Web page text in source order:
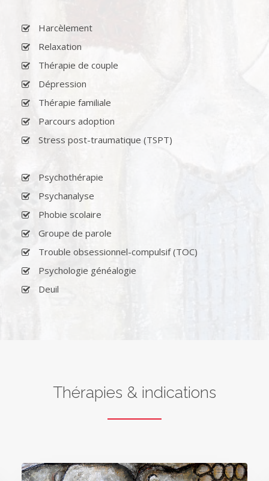
Harcèlement
Relaxation
Thérapie de couple
Dépression
Thérapie familiale
Parcours adoption
Stress post-traumatique (TSPT)
Psychothérapie
Psychanalyse
Phobie scolaire
Groupe de parole
Trouble obsessionnel-compulsif (TOC)
Psychologie généalogie
Deuil
Thérapies & indications